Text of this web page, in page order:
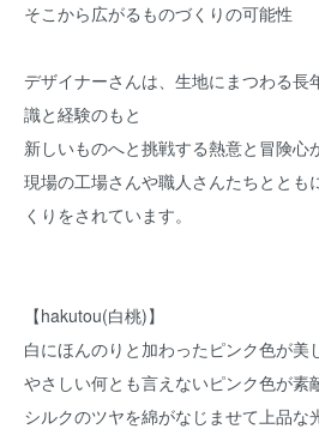
そこから広がるものづくりの可能性
デザイナーさんは、生地にまつわる長
識と経験のもと
新しいものへと挑戦する熱意と冒険心
現場の工場さんや職人さんたちととも
くりをされています。
【hakutou(白桃)】
白にほんのりと加わったピンク色が美
やさしい何とも言えないピンク色が素
シルクのツヤを綿がなじませて上品な